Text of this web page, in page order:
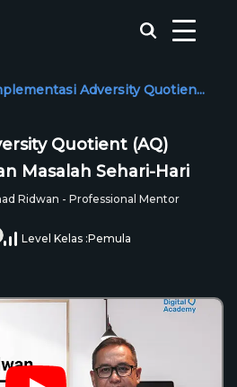
Adversity Quotien...
Quotient (AQ)
Masalah Sehari-Hari
Ridwan - Professional Mentor
Level Kelas :Pemula